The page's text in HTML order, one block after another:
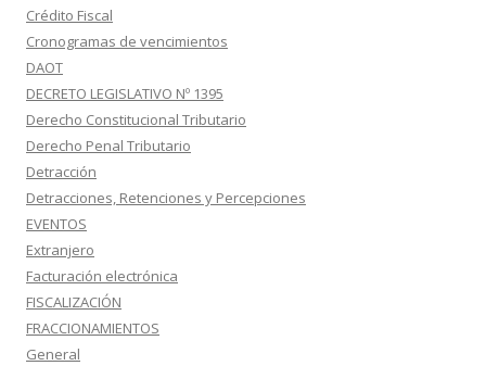
Crédito Fiscal
Cronogramas de vencimientos
DAOT
DECRETO LEGISLATIVO Nº 1395
Derecho Constitucional Tributario
Derecho Penal Tributario
Detracción
Detracciones, Retenciones y Percepciones
EVENTOS
Extranjero
Facturación electrónica
FISCALIZACIÓN
FRACCIONAMIENTOS
General